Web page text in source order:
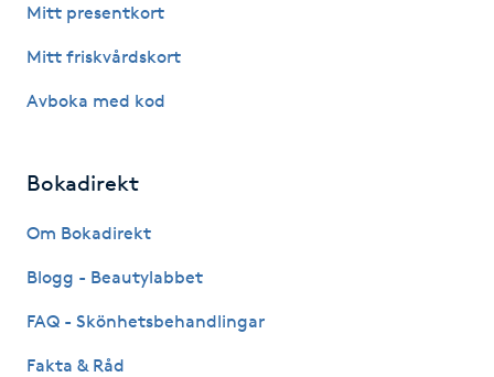
Hälsa
IPL
IPL hårborttagning
IR-massage
Mitt presentkort
Mitt friskvårdskort
Avboka med kod
Bokadirekt
Om Bokadirekt
Blogg - Beautylabbet
FAQ - Skönhetsbehandlingar
Fakta & Råd